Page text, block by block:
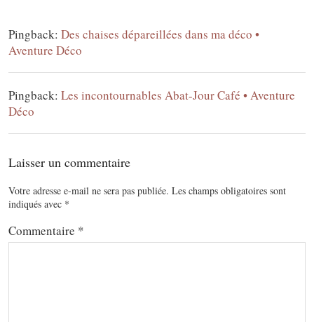
Pingback: Des chaises dépareillées dans ma déco •
Aventure Déco
Pingback: Les incontournables Abat-Jour Café • Aventure
Déco
Laisser un commentaire
Votre adresse e-mail ne sera pas publiée. Les champs obligatoires sont
indiqués avec *
Commentaire *